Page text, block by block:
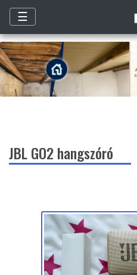
☰
JBL GO2 hangszóró